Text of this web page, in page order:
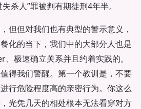
杀人”罪被判有期徒刑4年半。
但但对我们也有典型的警示意义，
化的当下，我们中的大部分人也是
极速确立关系并且约着实践的。
得我们警醒。第一个教训是，不要
行危险程度高的亲密行为。你这么
光凭几天的相处根本无法看穿对方